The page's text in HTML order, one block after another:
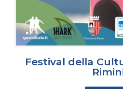
Festival della